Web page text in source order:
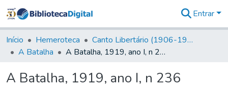
&
Coleções
Tudo na
Digital
Entrar
Início Hemeroteca
Canto Libertário (1906-1995)
A Batalha
A Batalha, 1919, ano I, n 236
A Batalha, 1919, ano I, n 236